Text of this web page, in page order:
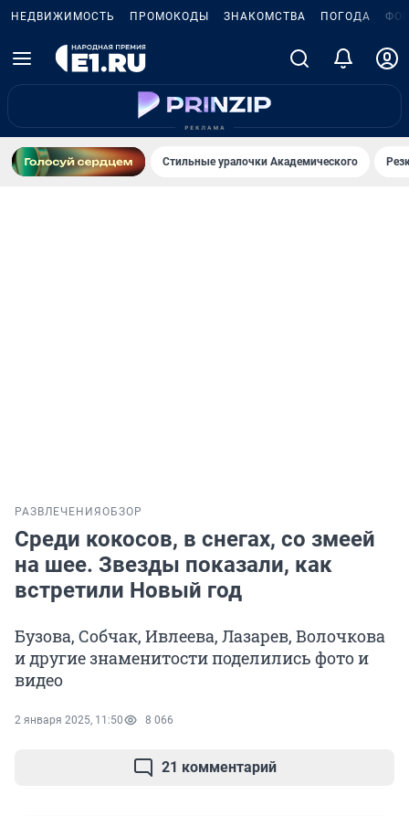
НЕДВИЖИМОСТЬ ПРОМОКОДЫ ЗНАКОМСТВА ПОГОДА
Стильные уралочки Академического
РАЗВЛЕЧЕНИЯ ОБЗОР
Среди кокосов, в снегах, со змеей
на шее. Звезды показали, как
встретили Новый год
Бузова, Собчак, Ивлеева, Лазарев, Волочкова
и другие знаменитости поделились фото и
видео
2 января 2025, 11:50 8 066
21 комментарий